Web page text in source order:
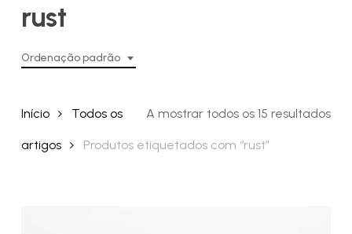
rust
Ordenação padrão
A mostrar todos os 15 resultados
Início Todos os
artigos Produtos etiquetados com “rust”